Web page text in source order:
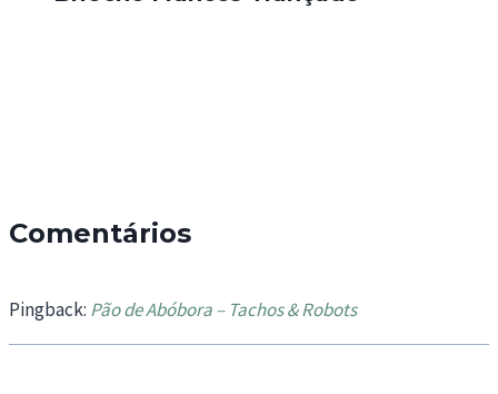
Comentários
Pingback: Pão de Abóbora – Tachos & Robots